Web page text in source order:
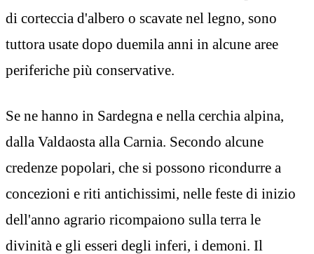
di corteccia d'albero o scavate nel legno, sono
tuttora usate dopo duemila anni in alcune aree
periferiche più conservative.
Se ne hanno in Sardegna e nella cerchia alpina,
dalla Valdaosta alla Carnia. Secondo alcune
credenze popolari, che si possono ricondurre a
concezioni e riti antichissimi, nelle feste di inizio
dell'anno agrario ricompaiono sulla terra le
divinità e gli esseri degli inferi, i demoni. Il